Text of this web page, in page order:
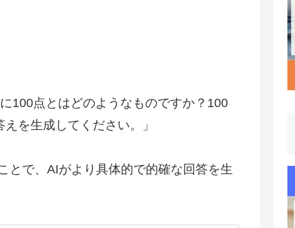
100点とはどのようなものですか？100
を生成してください。」
とで、AIがより具体的で的確な回答を生